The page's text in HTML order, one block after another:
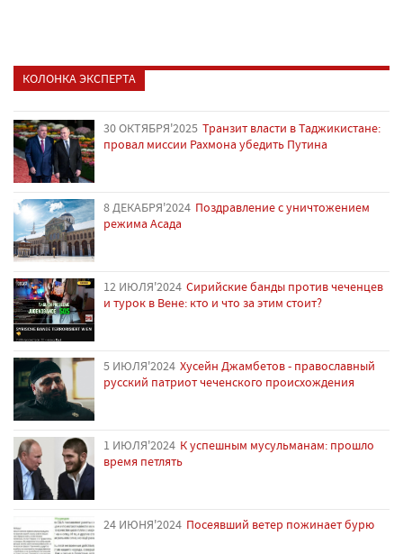
КОЛОНКА ЭКСПЕРТА
30 ОКТЯБРЯ'2025 Транзит власти в Таджикистане:
провал миссии Рахмона убедить Путина
8 ДЕКАБРЯ'2024 Поздравление с уничтожением
режима Асада
12 ИЮЛЯ'2024 Сирийские банды против чеченцев
и турок в Вене: кто и что за этим стоит?
5 ИЮЛЯ'2024 Хусейн Джамбетов - православный
русский патриот чеченского происхождения
1 ИЮЛЯ'2024 К успешным мусульманам: прошло
время петлять
24 ИЮНЯ'2024 Посеявший ветер пожинает бурю